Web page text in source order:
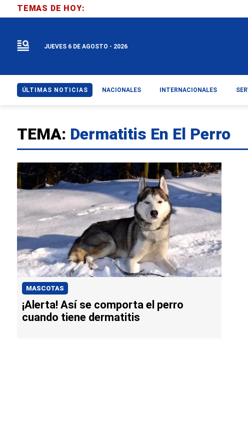
TEMA: Dermatitis En El Perro
MASCOTAS
¡Alerta! Así se comporta el perro
cuando tiene dermatitis
TEMAS DE HOY:
JUEVES 6 DE AGOSTO - 2026
ÚLTIMAS NOTICIAS NACIONALES INTERNACIONALES